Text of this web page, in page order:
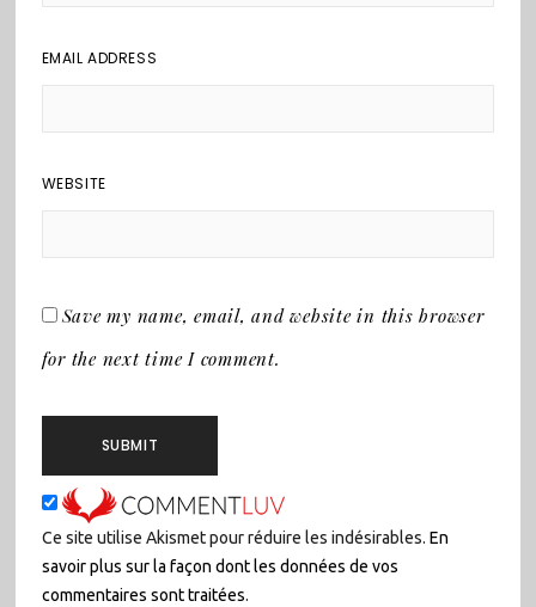
EMAIL ADDRESS
WEBSITE
Save my name, email, and website in this browser
for the next time I comment.
Ce site utilise Akismet pour réduire les indésirables. En
savoir plus sur la façon dont les données de vos
commentaires sont traitées.